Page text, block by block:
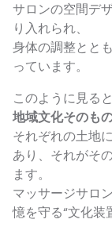
サロンの空間デ
り入れられ、
身体の調整とと
っています。
このように見る
地域文化そのも
それぞれの土地
あり、それがそ
ます。
マッサージサロ
憶を守る“文化装